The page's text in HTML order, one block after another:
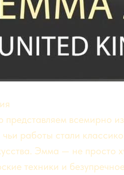
всемирно
работы стали
Эмма — не просто
техники и